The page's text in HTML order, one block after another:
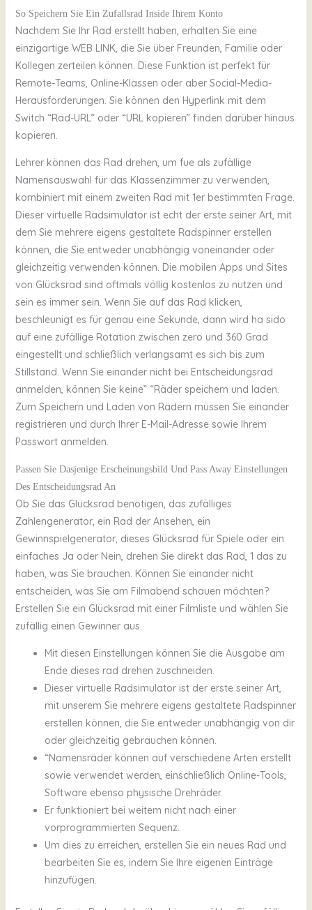
So Speichern Sie Ein Zufallsrad Inside Ihrem Konto
Nachdem Sie Ihr Rad erstellt haben, erhalten Sie eine
einzigartige WEB LINK, die Sie über Freunden, Familie oder
Kollegen zerteilen können. Diese Funktion ist perfekt für
Remote-Teams, Online-Klassen oder aber Social-Media-
Herausforderungen. Sie können den Hyperlink mit dem
Switch “Rad-URL” oder “URL kopieren” finden darüber hinaus
kopieren.
Lehrer können das Rad drehen, um fue als zufällige
Namensauswahl für das Klassenzimmer zu verwenden,
kombiniert mit einem zweiten Rad mit 1er bestimmten Frage.
Dieser virtuelle Radsimulator ist echt der erste seiner Art, mit
dem Sie mehrere eigens gestaltete Radspinner erstellen
können, die Sie entweder unabhängig voneinander oder
gleichzeitig verwenden können. Die mobilen Apps und Sites
von Glücksrad sind oftmals völlig kostenlos zu nutzen und
sein es immer sein. Wenn Sie auf das Rad klicken,
beschleunigt es für genau eine Sekunde, dann wird ha sido
auf eine zufällige Rotation zwischen zero und 360 Grad
eingestellt und schließlich verlangsamt es sich bis zum
Stillstand. Wenn Sie einander nicht bei Entscheidungsrad
anmelden, können Sie keine” “Räder speichern und laden.
Zum Speichern und Laden von Rädern müssen Sie einander
registrieren und durch Ihrer E-Mail-Adresse sowie Ihrem
Passwort anmelden.
Passen Sie Dasjenige Erscheinungsbild Und Pass Away Einstellungen
Des Entscheidungsrad An
Ob Sie das Glücksrad benötigen, das zufälliges
Zahlengenerator, ein Rad der Ansehen, ein
Gewinnspielgenerator, dieses Glücksrad für Spiele oder ein
einfaches Ja oder Nein, drehen Sie direkt das Rad, 1 das zu
haben, was Sie brauchen. Können Sie einander nicht
entscheiden, was Sie am Filmabend schauen möchten?
Erstellen Sie ein Glücksrad mit einer Filmliste und wählen Sie
zufällig einen Gewinner aus.
Mit diesen Einstellungen können Sie die Ausgabe am
Ende dieses rad drehen zuschneiden.
Dieser virtuelle Radsimulator ist der erste seiner Art,
mit unserem Sie mehrere eigens gestaltete Radspinner
erstellen können, die Sie entweder unabhängig von dir
oder gleichzeitig gebrauchen können.
“Namensräder können auf verschiedene Arten erstellt
sowie verwendet werden, einschließlich Online-Tools,
Software ebenso physische Drehräder.
Er funktioniert bei weitem nicht nach einer
vorprogrammierten Sequenz.
Um dies zu erreichen, erstellen Sie ein neues Rad und
bearbeiten Sie es, indem Sie Ihre eigenen Einträge
hinzufügen.